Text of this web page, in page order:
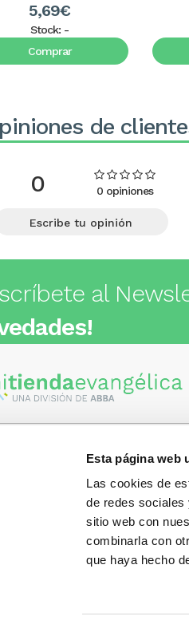
Esta página web
Las cookies de
de redes sociales
sitio web con
combinarla con
que haya hecho
5,69€
Stock: -
Comprar
de
0 0 opiniones
Escribe tu opinión
al
Visita nuestra tienda
Metro: ¿Cómo llegar?
• Encants (L2) - a 1 calle
• Glòries (L1) - a 3 calles
• Sagrada Familia (L2, L5) - a 6